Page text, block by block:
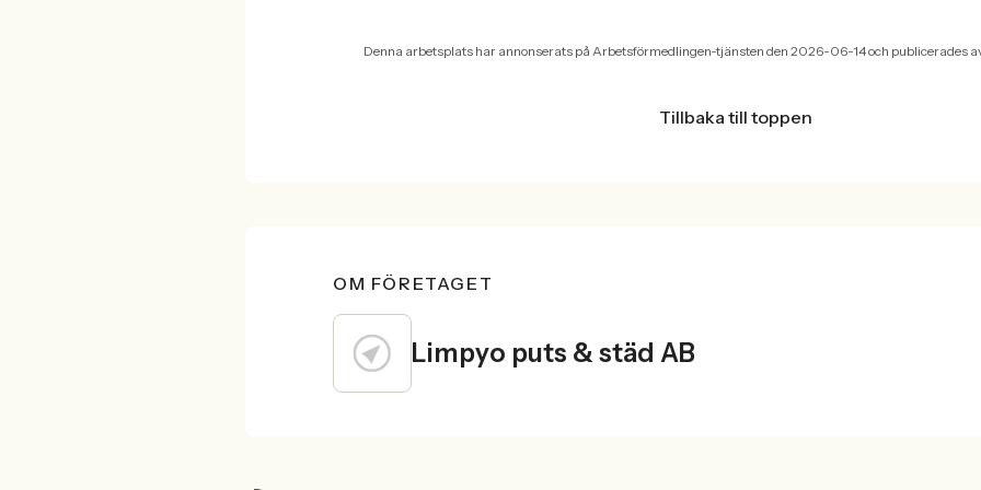
Denna arbetsplats har annonserats på Arbetsförmedlingen-tjänsten den 2026-06-14 och publicerades
Tillbaka till toppen
OM FÖRETAGET
Limpyo puts & städ AB